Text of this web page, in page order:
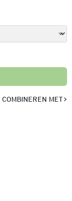
COMBINEREN MET